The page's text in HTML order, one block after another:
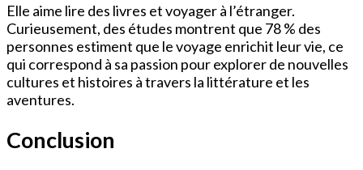
Elle aime lire des livres et voyager à l’étranger.
Curieusement, des études montrent que 78 % des
personnes estiment que le voyage enrichit leur vie, ce
qui correspond à sa passion pour explorer de nouvelles
cultures et histoires à travers la littérature et les
aventures.
Conclusion